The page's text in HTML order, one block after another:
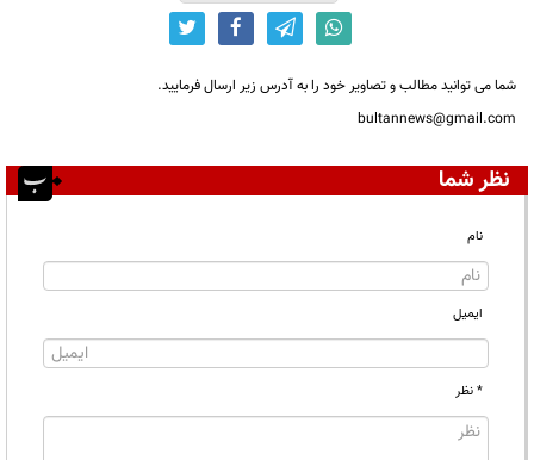
شما می توانید مطالب و تصاویر خود را به آدرس زیر ارسال فرمایید.
bultannews@gmail.com
نظر شما
نام
ایمیل
* نظر